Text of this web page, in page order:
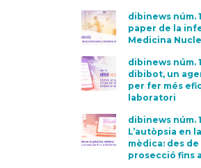
dibinews núm.
paper de la
Medicina
dibinews núm.
dibibot, un
per fer més
laboratori
dibinews núm.
L’autòpsia en
mèdica: des de
prosecció fins